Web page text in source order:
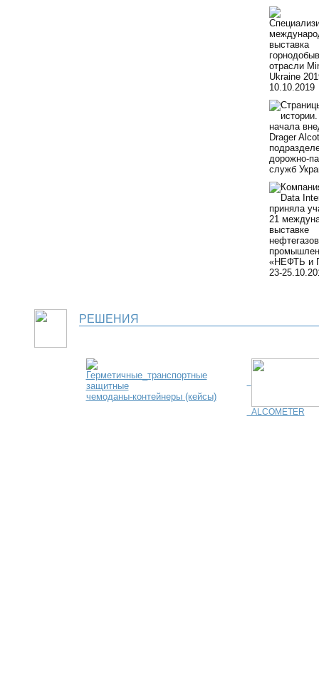
РЕШЕНИЯ
Герметичные_транспортные
защитные
чемоданы-контейнеры (кейсы)
ALCOMETER